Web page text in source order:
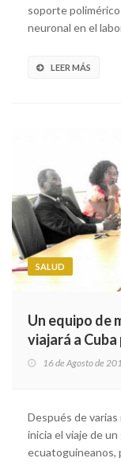
soporte
neuronal en el
LEER MÁS
SALUD
Un equipo de
viajará a
16 de Agosto de
Después de
inicia el viaje de
ecuatoguineanos,